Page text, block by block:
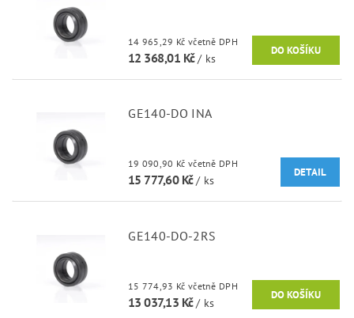
14 965,29 Kč včetně DPH
12 368,01 Kč/ ks
GE140-DO INA
19 090,90 Kč včetně DPH
15 777,60 Kč/ ks
DETAIL
GE140-DO-2RS
15 774,93 Kč včetně DPH
13 037,13 Kč/ ks